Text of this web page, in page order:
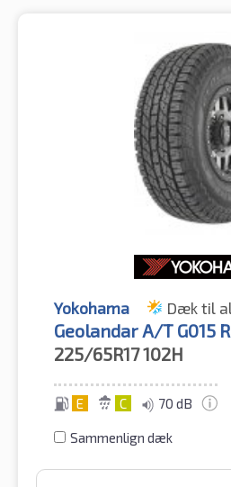
Yokohama Dæk til
Geolandar A/T G015
225/65R17102H
E C 70 dB
Sammenlign dæk